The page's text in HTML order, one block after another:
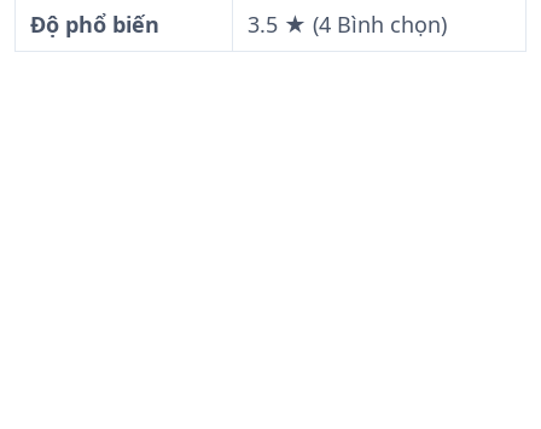
Độ phổ biến
3.5 ★ (4 Bình chọn)